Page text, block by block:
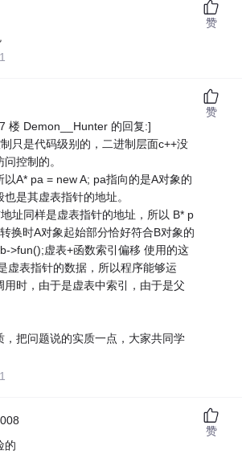
赞
楼 Demon__Hunter 的回复:]
只是代码级别的，二进制层面c++没
控制的。
以A* pa = new A; pa指向的是A对象的
是其虚表指针的地址。
址同样是虚表指针的地址，所以 B* p
换时A对象起始部分恰好符合B对象的
>fun();虚表+函数索引偏移 使用的这
虚表指针的数据，所以程序能够运
用时，由于是虚表中索引，由于是父
，把问题说的实质一点，大家共同学
赞
的
赞